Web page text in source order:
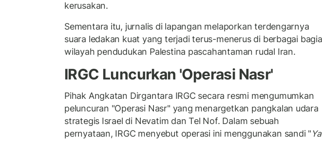
kerusakan.
Sementara itu, jurnalis di lapangan melaporkan terdengarnya
suara ledakan kuat yang terjadi terus-menerus di berbagai
wilayah pendudukan Palestina pascahantaman rudal Iran.
IRGC Luncurkan 'Operasi Nasr'
Pihak Angkatan Dirgantara IRGC secara resmi mengumumkan
peluncuran "Operasi Nasr" yang menargetkan pangkalan udara
strategis Israel di Nevatim dan Tel Nof. Dalam sebuah
pernyataan, IRGC menyebut operasi ini menggunakan sandi "Ya